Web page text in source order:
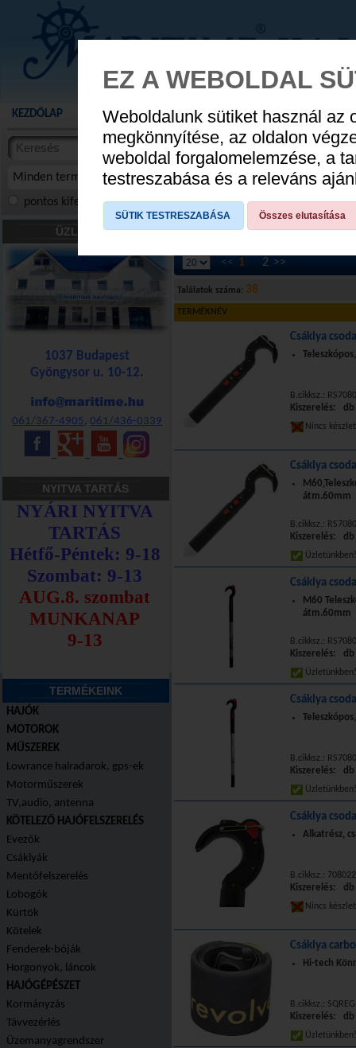
AUGUSZTUS
KEZDŐLAP AKCIÓS TERMÉKEK WEBÁRUHÁZ HÍREK
Minden termék
termékekben
cikkekben
pontos kifejezés összes szóra szóra, szótöredék
ÜZLETÜNK
1037 Budapest
Gyöngysor u. 10-12.
061/367-4905,061/436-0339
NYITVA TARTÁS
TERMÉKEINK
HAJÓK
MOTOROK
MŰSZEREK
Lowrance halradarok, gps-ek
Motorműszerek
TV,audio, antenna
KÖTELEZŐ HAJÓFELSZERELÉS
Evezők
Csáklyák
Mentőfelszerelés
Lobogók
Kürtök
Kötelek
Fenderek-bóják
Horgonyok, láncok
HAJÓGÉPÉSZET
Kormányzás
Távvezérlés
Üzemanyagrendszer
Csáklyák»Fix és teleszkópos csáklya
<< 1 2 >>
Találatok száma: 38
TERMÉKNÉV
Csáklya
B.cikksz.:
Kiszerelés: db
Nincs
Csáklya
átm.60mm
B.cikksz.:
Kiszerelés: db
Csáklya
M60
átm.60mm
B.cikksz.:
Kiszerelés: db
Csáklya
B.cikksz.:
Kiszerelés: db
Csáklya
Alkatrész,
B.cikksz.:
Kiszerelés: db
Nincs
Csáklya
Hi-tech
B.cikksz.:
Kiszerelés: db
EZ A WEBOLDAL
Weboldalunk sütiket használ az
megkönnyítése, az oldalon
weboldal forgalomelemzése, a
testreszabása és a releváns
SÜTIK TESTRESZABÁSA Összes elutasítása